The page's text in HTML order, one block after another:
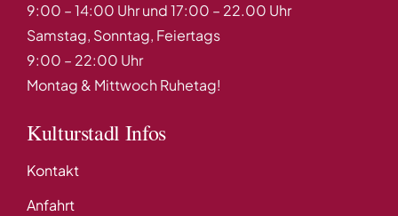
9:00 – 14:00 Uhr und 17:00 – 22.00 Uhr
Samstag, Sonntag, Feiertags
9:00 – 22:00 Uhr
Montag & Mittwoch Ruhetag!
Kulturstadl Infos
Kontakt
Anfahrt